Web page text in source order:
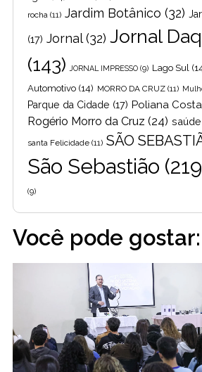
rocha (11) Jardim Botânico (32)
(17) Jornal(32) Jornal
(143) JORNAL IMPRESSO (9) Lago Sul
Automotivo (14) MORRO DA CRUZ (11)
Parque da Cidade (17) Poliana Costa
Rogério Morro da Cruz (24) saúde
santa Felicidade (11) SÃO
São Sebastião
(9)
Você pode gostar: